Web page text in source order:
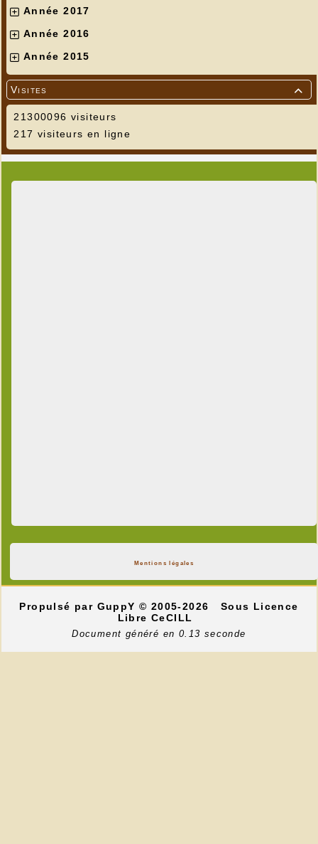
Année 2017
Année 2016
Année 2015

Visites
21300096 visiteurs
217 visiteurs en ligne
Mentions légales
Propulsé par GuppY© 2005-2026
Sous Licence
Libre CeCILL
Document généré en 0.13 seconde